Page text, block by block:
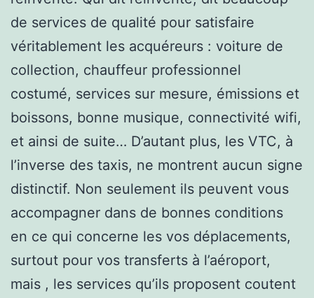
de services de qualité pour satisfaire
véritablement les acquéreurs : voiture de
collection, chauffeur professionnel
costumé, services sur mesure, émissions et
boissons, bonne musique, connectivité wifi,
et ainsi de suite… D’autant plus, les VTC, à
l’inverse des taxis, ne montrent aucun signe
distinctif. Non seulement ils peuvent vous
accompagner dans de bonnes conditions
en ce qui concerne les vos déplacements,
surtout pour vos transferts à l’aéroport,
mais , les services qu’ils proposent coutent